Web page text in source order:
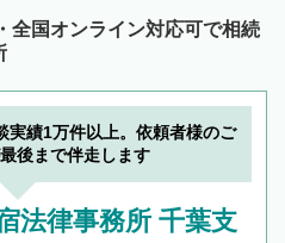
全国オンライン対応可で相続
実績1万件以上。依頼者様のご
後まで伴走します
法律事務所 千葉支